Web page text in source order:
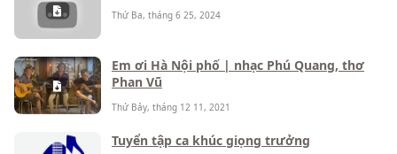
Thứ Ba, tháng 6 25, 2024
Em ơi Hà Nội phố | nhạc Phú Quang, thơ
Phan Vũ
Thứ Bảy, tháng 12 11, 2021
Tuyển tập ca khúc giọng trưởng